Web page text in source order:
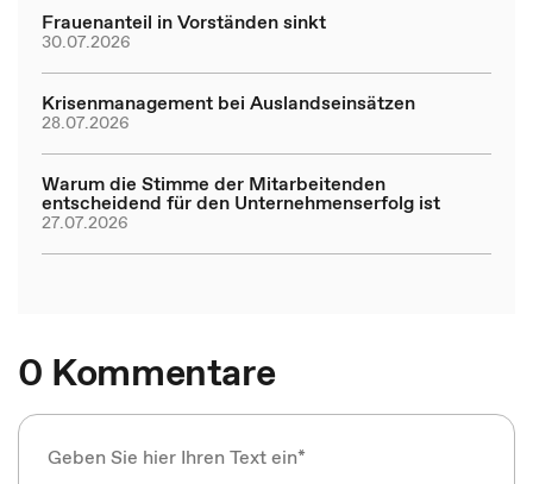
Frauenanteil in Vorständen sinkt
30.07.2026
Krisenmanagement bei Auslandseinsätzen
28.07.2026
Warum die Stimme der Mitarbeitenden
entscheidend für den Unternehmenserfolg ist
27.07.2026
0 Kommentare